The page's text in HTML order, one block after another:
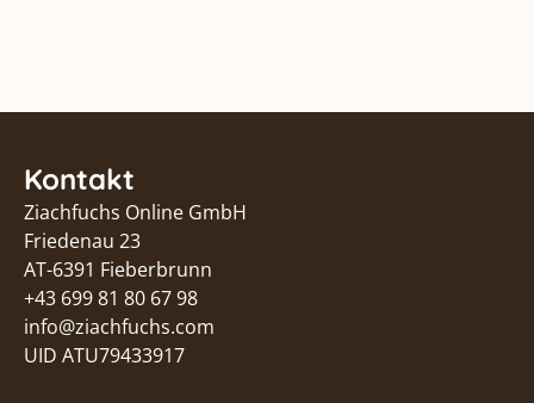
Kontakt
Ziachfuchs Online GmbH
Friedenau 23
AT-6391 Fieberbrunn
+43 699 81 80 67 98
info@ziachfuchs.com
UID ATU79433917